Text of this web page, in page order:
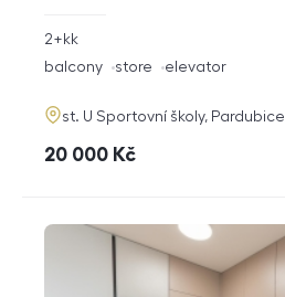
rozměry
disposition
2+kk
funkce
balcony store elevator
adresa
st. U Sportovní školy, Pardubice
cena
20 000 Kč